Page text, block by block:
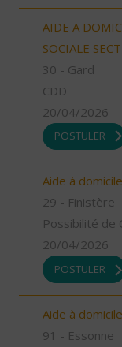
AIDE A
SOCIALE
30 - Gard
CDD
20/04/2026
POSTULER
Aide à
29 - Finistère
Possibilité de
20/04/2026
POSTULER
Aide à
91 - Essonne